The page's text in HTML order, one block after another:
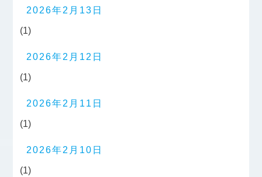
2026年2月13日
(1)
2026年2月12日
(1)
2026年2月11日
(1)
2026年2月10日
(1)